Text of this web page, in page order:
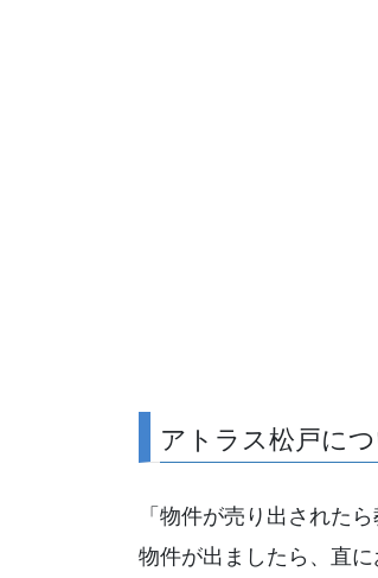
アトラス松戸に
「物件が売り出された
物件が出ましたら、直